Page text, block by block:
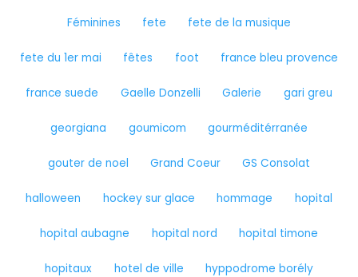
Féminines fete fete de la musique
fete du 1er mai fêtes foot france bleu provence
france suede Gaelle Donzelli Galerie gari greu
georgiana goumicom gourméditérranée
gouter de noel Grand Coeur GS Consolat
halloween hockey sur glace hommage hopital
hopital aubagne hopital nord hopital timone
hopitaux hotel de ville hyppodrome borély